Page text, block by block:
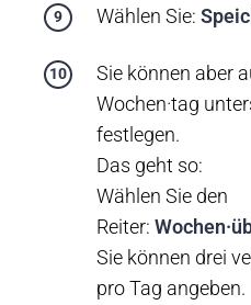
Wählen Sie:
Sie können aber
Wochen·tag
festlegen.
Das geht so:
Wählen Sie den
Reiter:
Sie können drei
pro Tag angeben.